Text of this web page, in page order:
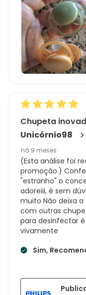
Chupeta
Unicórnio98
há 9 meses
(Esta análise foi
promoção.)
"estranho" o
adoreiii, é sem
muito Não deixa
com outras
para desinfectar
vivamente
Sim,